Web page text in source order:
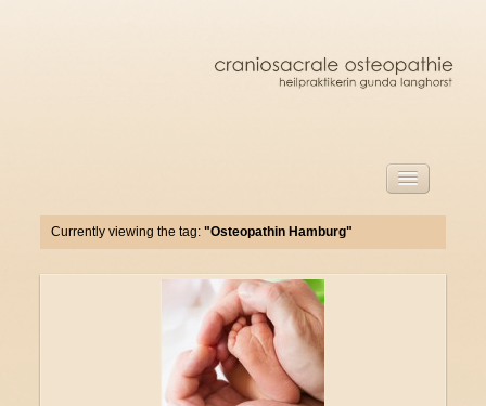
start
Herzlich willkommen!
craniosacrale osteopathie barmstedt
craniosacrale osteopathie
die behandlung
Currently viewing the tag: "Osteopathin Hamburg"